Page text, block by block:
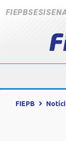
FIEPBSESI
FIEPB